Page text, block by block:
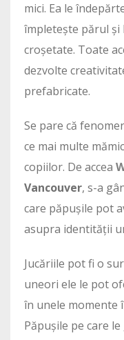
mici. Ea le
împletește părul și
croșetate. Toate
dezvolte
prefabricate.
Se pare că
ce mai multe
copiilor. De accea
Vancouver, s-a
care păpușile pot
asupra identității
Jucăriile pot fi o
uneori ele le pot
în unele momente
Păpușile pe care